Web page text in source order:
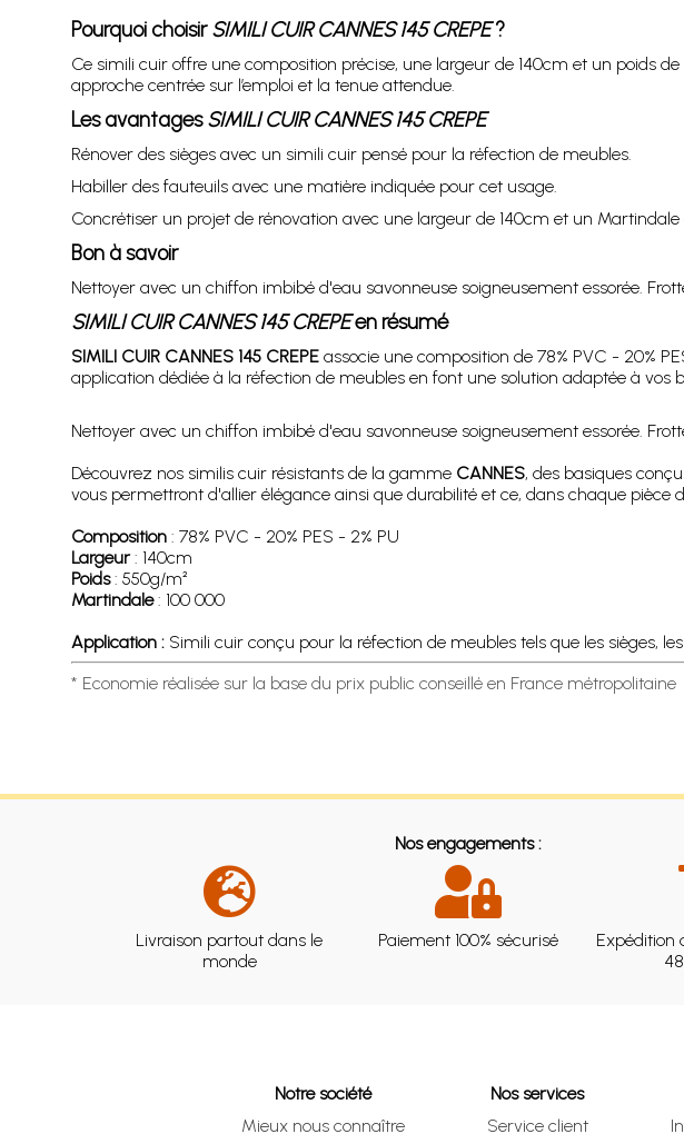
Pourquoi choisirSIMILI CUIR CANNES 145 CREPE?
Ce simili cuir offre une composition précise, une largeur de 140cm et un poids
approche centrée sur l’emploi et la tenue attendue.
Les avantagesSIMILI CUIR CANNES 145 CREPE
Rénover des sièges avec un simili cuir pensé pour la réfection de meubles.
Habiller des fauteuils avec une matière indiquée pour cet usage.
Concrétiser un projet de rénovation avec une largeur de 140cm et un Martindale
Bon à savoir
Nettoyer avec un chiffon imbibé d'eau savonneuse soigneusement essorée.
SIMILI CUIR CANNES 145 CREPEen résumé
SIMILI CUIR CANNES 145 CREPEassocie une composition de 78% PVC - 20%
application dédiée à la réfection de meubles en font une solution adaptée à vos
Nettoyer avec un chiffon imbibé d'eau savonneuse soigneusement essorée.
Découvrez nos similis cuir résistants de la gamme CANNES, des basiques
vous permettront d'allier élégance ainsi que durabilité et ce, dans chaque
Composition: 78% PVC - 20% PES - 2% PU
Largeur: 140cm
Poids: 550g/m²
Martindale: 100 000
Application :Simili cuir conçu pour la réfection de meubles tels que les sièges,
* Economie réalisée sur la base du prix public conseillé en France métropolitaine
Nos engagements :
Livraison partout dans le
monde
Paiement 100% sécurisé
Expédition
Notre société
Mieux nous connaître
Nos services
Service client